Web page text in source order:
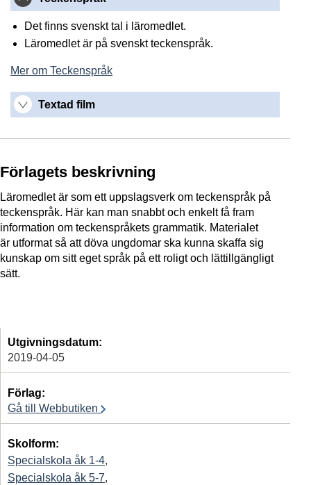
Det finns svenskt tal i läromedlet.
Läromedlet är på svenskt teckenspråk.
Mer om Teckenspråk
Textad film
Förlagets beskrivning
Läromedlet är som ett uppslagsverk om teckenspråk på
teckenspråk. Här kan man snabbt och enkelt få fram
information om teckenspråkets grammatik. Materialet
är utformat så att döva ungdomar ska kunna skaffa sig
kunskap om sitt eget språk på ett roligt och lättillgängligt
sätt.
Utgivningsdatum:
2019-04-05
Förlag:
Gå till Webbutiken
Skolform:
Specialskola åk 1-4,
Specialskola åk 5-7,